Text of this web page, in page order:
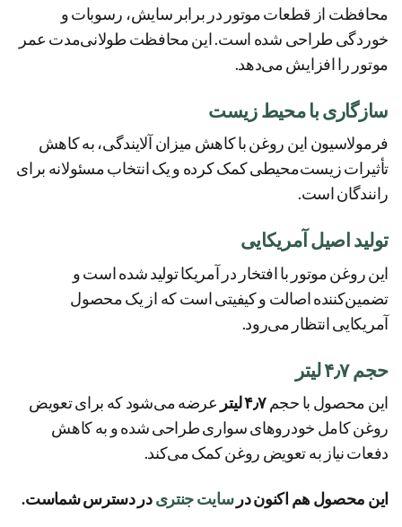
محافظت از قطعات موتور در برابر سایش، رسوبات و
خوردگی طراحی شده است. این محافظت طولانی‌مدت عمر
موتور را افزایش می‌دهد.
سازگاری با محیط زیست
فرمولاسیون این روغن با کاهش میزان آلایندگی، به کاهش
تأثیرات زیست‌محیطی کمک کرده و یک انتخاب مسئولانه برای
رانندگان است.
تولید اصیل آمریکایی
این روغن موتور با افتخار در آمریکا تولید شده است و
تضمین‌کننده اصالت و کیفیتی است که از یک محصول
آمریکایی انتظار می‌رود.
حجم ۴٫۷ لیتر
این محصول با حجم۴٫۷ لیتر
عرضه می‌شود که برای تعویض
روغن کامل خودروهای سواری طراحی شده و به کاهش
دفعات نیاز به تعویض روغن کمک می‌کند.
این محصول هم اکنون درسایت جنتریدر دسترس شماست.